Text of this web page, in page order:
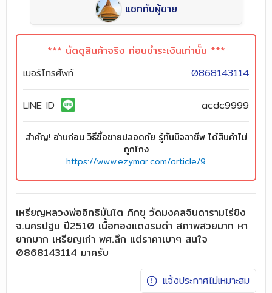
แชทกับผู้ขาย
*** นัดดูสินค้าจริง ก่อนชำระเงินเท่านั้น ***
เบอร์โทรศัพท์
0868143114
LINE ID acdc9999
สำคัญ! อ่านก่อน วิธีซื้อขายปลอดภัย รู้ทันมิจฉาชีพ ได้สินค้าไม่
ถูกโกง
https://www.ezymar.com/article/9
เหรียญหลวงพ่ออิทธิมันโต ภิกขุ วัดมงคลจินดารามไร่ขิง
จ.นครปฐม ปี2510 เนื้อทองแดงรมดำ สภาพสวยมาก หา
ยากมาก เหรียญเก่า พศ.ลึก แต่ราคาเบาๆ สนใจ
0868143114 มาครับ
แจ้งประกาศไม่เหมาะสม